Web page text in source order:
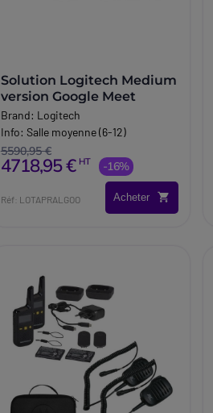
Solution Logitech Medium
version Google Meet
Brand: Logitech
Info: Salle moyenne (6-12)
5590,95 €
4718,95 € HT -16%
Réf: LOTAPRALGOO Acheter